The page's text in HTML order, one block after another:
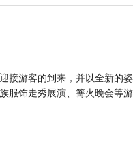
接游客的到来，并以全新的
服饰走秀展演、篝火晚会等